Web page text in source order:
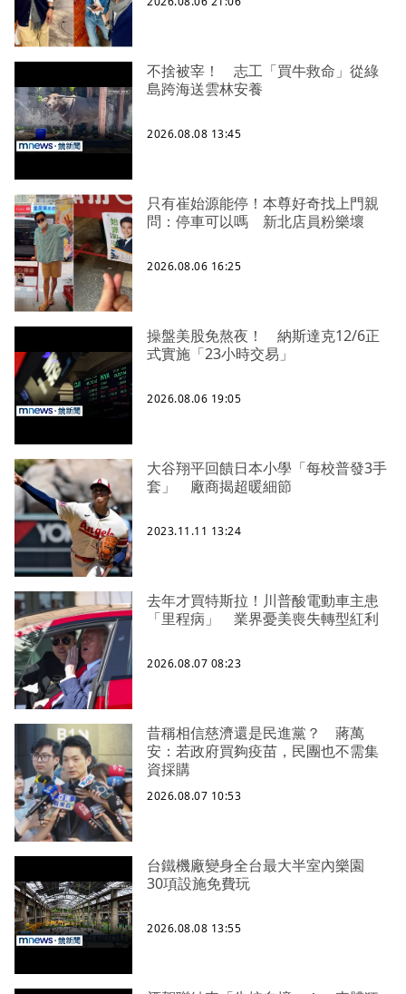
不捨被宰！ 志工「買牛救命」從綠
島跨海送雲林安養
2026.08.08 13:45
只有崔始源能停！本尊好奇找上門親
問：停車可以嗎 新北店員粉樂壞
2026.08.06 16:25
操盤美股免熬夜！ 納斯達克12/6正
式實施「23小時交易」
2026.08.06 19:05
大谷翔平回饋日本小學「每校普發3手
套」 廠商揭超暖細節
2023.11.11 13:24
去年才買特斯拉！川普酸電動車主患
「里程病」 業界憂美喪失轉型紅利
2026.08.07 08:23
昔稱相信慈濟還是民進黨？ 蔣萬
安：若政府買夠疫苗，民團也不需集
資採購
2026.08.07 10:53
台鐵機廠變身全台最大半室內樂園
30項設施免費玩
2026.08.08 13:55